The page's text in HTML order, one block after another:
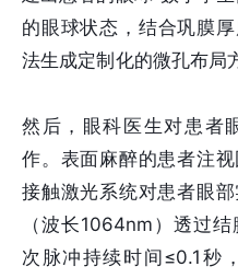
的眼球状态，结合巩膜
法生成定制化的微孔布局
然后，眼科医生对患者
作。表面麻醉的患者注
接触激光系统对患者眼
（波长1064nm）透过
次脉冲持续时间≤0.1秒